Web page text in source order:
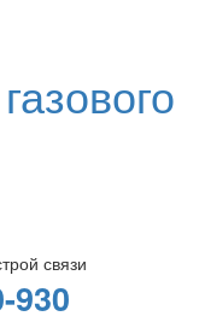
связи
930